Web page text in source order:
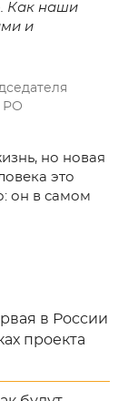
Как наши
и
РО
но новая
это
он в самом
в России
проекта